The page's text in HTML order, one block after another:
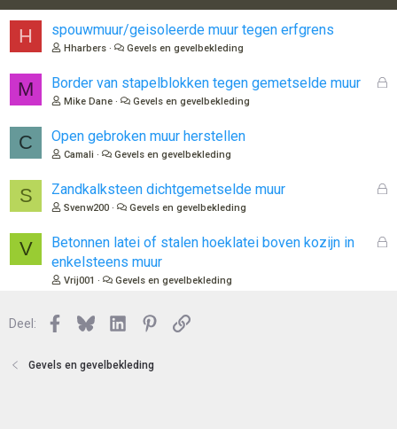
n
g
e
:
H spouwmuur/geisoleerde muur tegen erfgrens
Hharbers Gevels en gevelbekleding
M
G
n
Border van stapelblokken tegen gemetselde muur
Mike Dane Gevels en gevelbekleding
C Open gebroken muur herstellen
Camali Gevels en gevelbekleding
S
G
Zandkalksteen dichtgemetselde muur
Svenw200 Gevels en gevelbekleding
V
G
Betonnen latei of stalen hoeklatei boven kozijn in
enkelsteens muur
Vrij001 Gevels en gevelbekleding
Deel: Facebook
BlueskyLinkedInPinterest
Link
Gevels en gevelbekleding